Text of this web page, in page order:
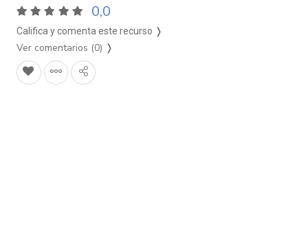
0,0
Califica y comenta este recurso ❭
Ver comentarios (0) ❭